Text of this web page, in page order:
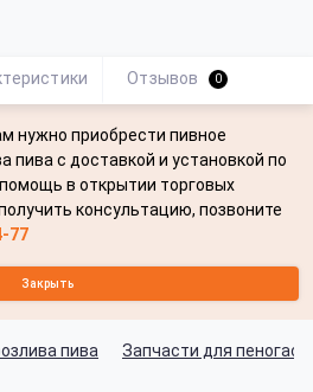
нужно приобрести пивное
пива с доставкой и установкой по
в открытии торговых
консультацию, позвоните
77
Закрыть
пива Запчасти для
Отзывов 0